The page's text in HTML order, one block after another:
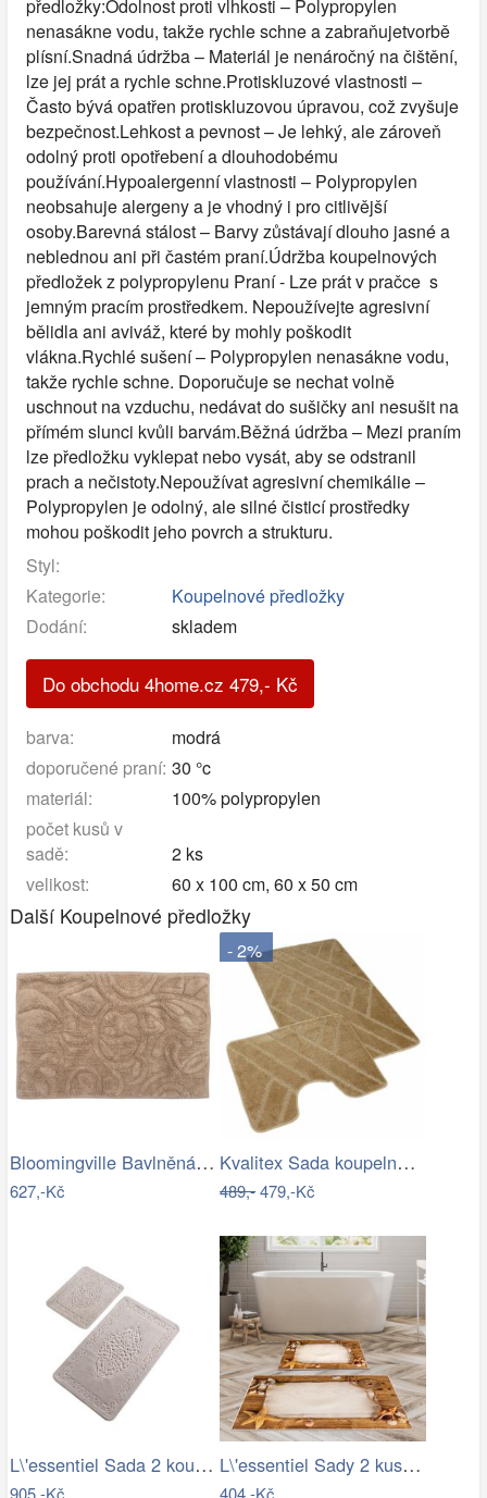
předložky:Odolnost proti vlhkosti – Polypropylen
nenasákne vodu, takže rychle schne a zabraňujetvorbě
plísní.Snadná údržba – Materiál je nenáročný na čištění,
lze jej prát a rychle schne.Protiskluzové vlastnosti –
Často bývá opatřen protiskluzovou úpravou, což zvyšuje
bezpečnost.Lehkost a pevnost – Je lehký, ale zároveň
odolný proti opotřebení a dlouhodobému
používání.Hypoalergenní vlastnosti – Polypropylen
neobsahuje alergeny a je vhodný i pro citlivější
osoby.Barevná stálost – Barvy zůstávají dlouho jasné a
neblednou ani při častém praní.Údržba koupelnových
předložek z polypropylenu Praní - Lze prát v pračce s
jemným pracím prostředkem. Nepoužívejte agresivní
bělidla ani aviváž, které by mohly poškodit
vlákna.Rychlé sušení – Polypropylen nenasákne vodu,
takže rychle schne. Doporučuje se nechat volně
uschnout na vzduchu, nedávat do sušičky ani nesušit na
přímém slunci kvůli barvám.Běžná údržba – Mezi praním
lze předložku vyklepat nebo vysát, aby se odstranil
prach a nečistoty.Nepoužívat agresivní chemikálie –
Polypropylen je odolný, ale silné čisticí prostředky
mohou poškodit jeho povrch a strukturu.
Styl:
Kategorie:
Koupelnové předložky
Dodání:
skladem
Do obchodu 4home.cz 479,- Kč
barva:
modrá
doporučené praní: 30 °c
materiál:
100% polypropylen
počet kusů v
sadě:
2 ks
velikost:
60 x 100 cm, 60 x 50 cm
Další Koupelnové předložky
Bloomingville Bavlněná koupelnová…
627,-Kč
- 2%
Kvalitex Sada koupelnových předložek…
489,-479,-Kč
L\'essentiel Sada 2 koupelnových… L\'essentiel Sady 2 kusů koupelnových…